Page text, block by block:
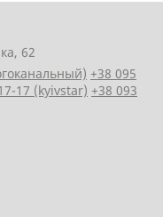
62
+38 095
17 (kyivstar) +38 093